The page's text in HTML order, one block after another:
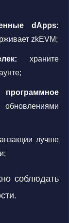
dApps:
zkEVM;
храните
лучше
соблюдать